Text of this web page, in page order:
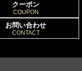
クーポン
COUPON
お問い合わせ
CONTACT